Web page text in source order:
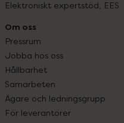
Elektroniskt expertstöd, EES
Om oss
Pressrum
Jobba hos oss
Hållbarhet
Samarbeten
Ägare och ledningsgrupp
För leverantörer